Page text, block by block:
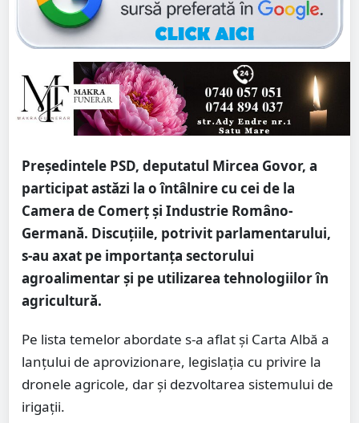
Președintele PSD, deputatul Mircea Govor, a
participat astăzi la o întâlnire cu cei de la
Camera de Comerț și Industrie Româno-
Germană. Discuțiile, potrivit parlamentarului,
s-au axat pe importanța sectorului
agroalimentar și pe utilizarea tehnologiilor în
agricultură.
Pe lista temelor abordate s-a aflat și Carta Albă a
lanțului de aprovizionare, legislația cu privire la
dronele agricole, dar și dezvoltarea sistemului de
irigații.